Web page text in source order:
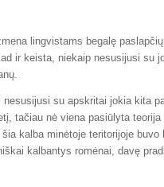
lingvistams begalę
ir keista, niekaip nesusijusi su
su apskritai jokia kita
tačiau nė viena pasiūlyta
kalba minėtoje teritorijoje
kalbantys romėnai, davę